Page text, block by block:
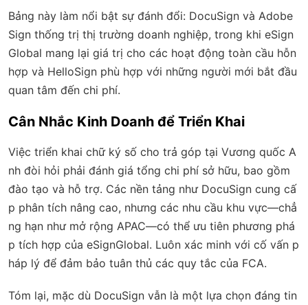
Bảng này làm nổi bật sự đánh đổi: DocuSign và Adobe
Sign thống trị thị trường doanh nghiệp, trong khi eSign
Global mang lại giá trị cho các hoạt động toàn cầu hỗn
hợp và HelloSign phù hợp với những người mới bắt đầu
quan tâm đến chi phí.
Cân Nhắc Kinh Doanh để Triển Khai
Việc triển khai chữ ký số cho trả góp tại Vương quốc A
nh đòi hỏi phải đánh giá tổng chi phí sở hữu, bao gồm
đào tạo và hỗ trợ. Các nền tảng như DocuSign cung cấ
p phân tích nâng cao, nhưng các nhu cầu khu vực—chẳ
ng hạn như mở rộng APAC—có thể ưu tiên phương phá
p tích hợp của eSignGlobal. Luôn xác minh với cố vấn p
háp lý để đảm bảo tuân thủ các quy tắc của FCA.
Tóm lại, mặc dù DocuSign vẫn là một lựa chọn đáng tin